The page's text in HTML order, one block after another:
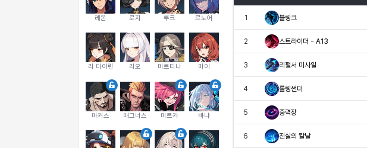
레온 로지 루크 르노어
리 다이린 리오 마르티나 마이
마커스 매그너스 미르카 바냐
1 블링크
2 스트라이더 - A13
3 리펄서 미사일
4 롤링썬더
5 중력장
6 진실의 칼날